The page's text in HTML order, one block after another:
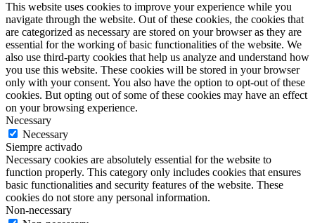
This website uses cookies to improve your experience while you
navigate through the website. Out of these cookies, the cookies that
are categorized as necessary are stored on your browser as they are
essential for the working of basic functionalities of the website. We
also use third-party cookies that help us analyze and understand how
you use this website. These cookies will be stored in your browser
only with your consent. You also have the option to opt-out of these
cookies. But opting out of some of these cookies may have an effect
on your browsing experience.
Necessary
Necessary
Siempre activado
Necessary cookies are absolutely essential for the website to
function properly. This category only includes cookies that ensures
basic functionalities and security features of the website. These
cookies do not store any personal information.
Non-necessary